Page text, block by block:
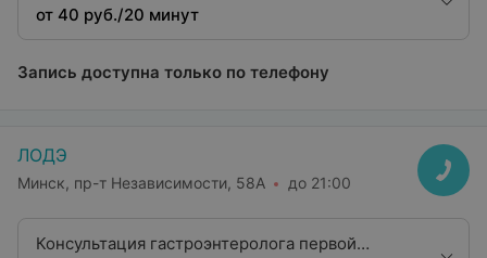
от 40 руб./20 минут
Запись доступна только по телефону
ЛОДЭ
Минск, пр-т Независимости, 58А до 21:00
Консультация гастроэнтеролога первой